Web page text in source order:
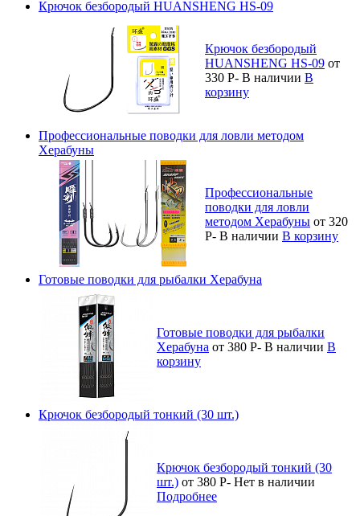
Крючок безбородый HUANSHENG HS-09
Крючок безбородый
HUANSHENG HS-09 от
330 Р- В наличии В
корзину
Профессиональные поводки для ловли методом
Херабуны
Профессиональные
поводки для ловли
методом Херабуны от 320
Р- В наличии В корзину
Готовые поводки для рыбалки Херабуна
Готовые поводки для рыбалки
Херабуна от 380 Р- В наличии В
корзину
Крючок безбородый тонкий (30 шт.)
Крючок безбородый тонкий (30
шт.) от 380 Р- Нет в наличии
Подробнее